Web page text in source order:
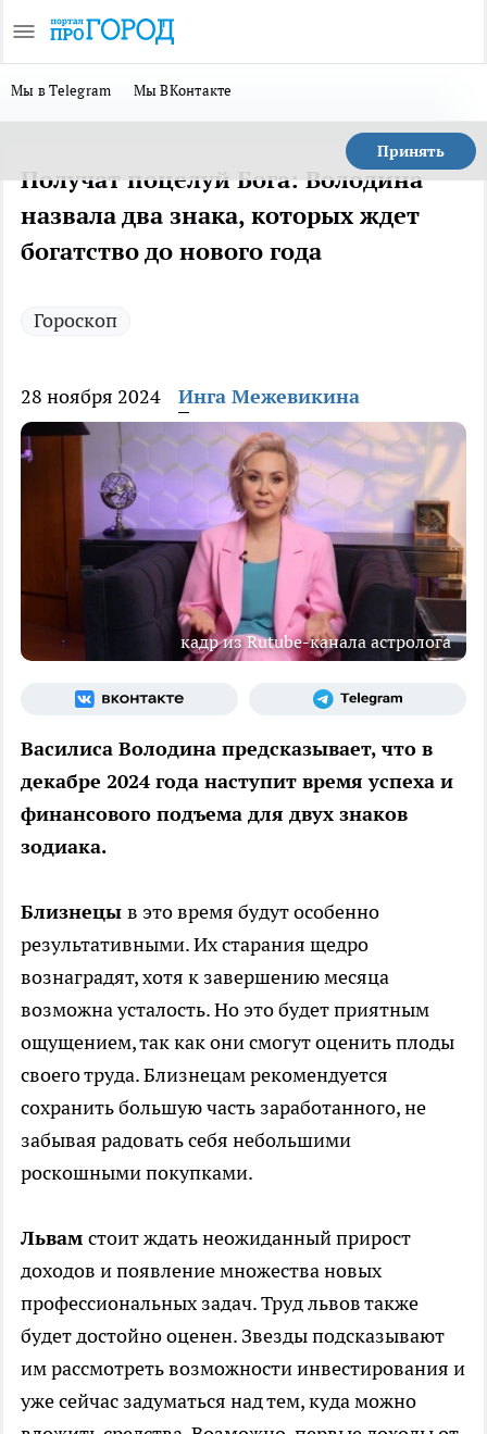
Мы в Telegram Мы ВКонтакте
Принять
Получат поцелуй Бога: Володина
назвала два знака, которых ждет
богатство до нового года
Гороскоп
28 ноября 2024 Инга Межевикина
кадр из Rutube-канала астролога
Василиса Володина предсказывает, что в
декабре 2024 года наступит время успеха и
финансового подъема для двух знаков
зодиака.
Близнецы в это время будут особенно
результативными. Их старания щедро
вознаградят, хотя к завершению месяца
возможна усталость. Но это будет приятным
ощущением, так как они смогут оценить плоды
своего труда. Близнецам рекомендуется
сохранить большую часть заработанного, не
забывая радовать себя небольшими
роскошными покупками.
Львам стоит ждать неожиданный прирост
доходов и появление множества новых
профессиональных задач. Труд львов также
будет достойно оценен. Звезды подсказывают
им рассмотреть возможности инвестирования и
уже сейчас задуматься над тем, куда можно